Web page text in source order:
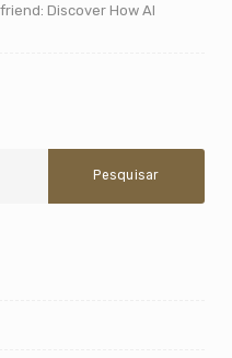
Discover How AI